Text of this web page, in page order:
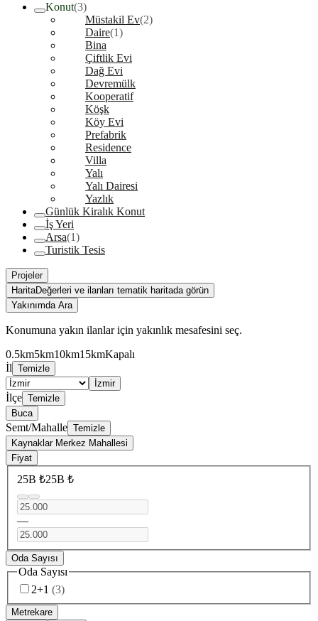
Konut(3)
Müstakil Ev(2)
Daire(1)
Bina
Çiftlik Evi
Dağ Evi
Devremülk
Kooperatif
Köşk
Köy Evi
Prefabrik
Residence
Villa
Yalı
Yalı Dairesi
Yazlık
Günlük Kiralık Konut
İş Yeri
Arsa(1)
Turistik Tesis
Projeler
HaritaDeğerleri ve ilanları tematik haritada görün
Yakınımda Ara
Konumuna yakın ilanlar için yakınlık mesafesini seç.
0.5km5km10km15kmKapalı
İl Temizle
İzmir
İlçe Temizle
Buca
Semt/Mahalle Temizle
Kaynaklar Merkez Mahallesi
Fiyat
25B ₺25B ₺
—
Oda Sayısı
Oda Sayısı
2+1 (3)
Metrekare